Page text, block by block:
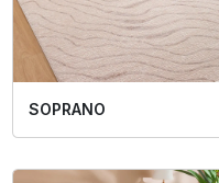
SOPRANO